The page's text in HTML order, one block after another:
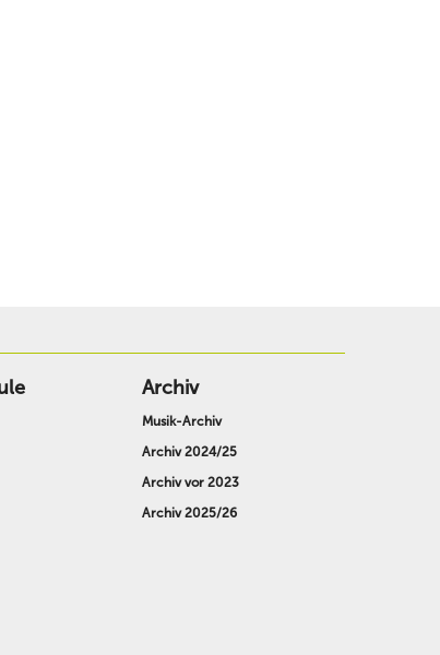
Archiv
Musik-Archiv
Archiv 2024/25
Archiv vor 2023
Archiv 2025/26